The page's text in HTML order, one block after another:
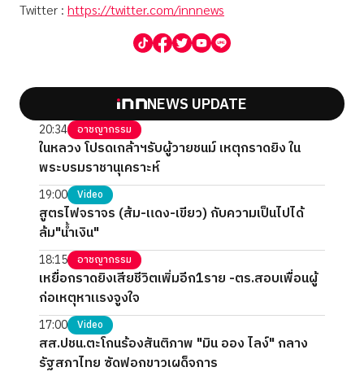
Twitter : https://twitter.com/innnews
NEWS UPDATE
20:34 อาชญากรรม
ในหลวง โปรดเกล้าฯรับผู้วายชนม์ เหตุกราดยิง ใน
พระบรมราชานุเคราะห์
19:00 Video
สูตรไฟจราจร (ส้ม-แดง-เขียว) กับความเป็นไปได้
ล้ม"น้ำเงิน"
18:15 อาชญากรรม
เหยื่อกราดยิงเสียชีวิตเพิ่มอีก1ราย -ตร.สอบเพื่อนผู้
ก่อเหตุหาแรงจูงใจ
17:00 Video
สส.ปชน.ตะโกนร้องสันติภาพ "มิน ออง ไลง์" กลาง
รัฐสภาไทย ซัดฟอกขาวเผด็จการ